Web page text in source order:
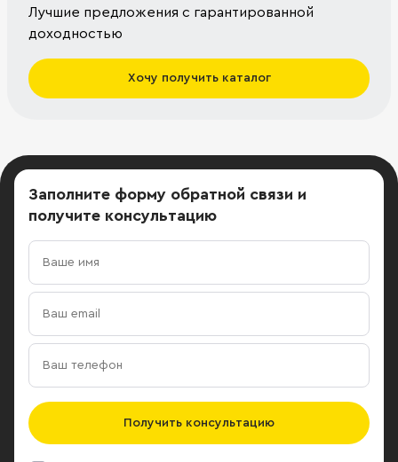
Лучшие предложения с гарантированной
доходностью
Хочу получить каталог
Заполните форму обратной связи и
получите консультацию
Получить консультацию